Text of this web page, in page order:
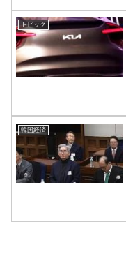
トピック
韓国経済